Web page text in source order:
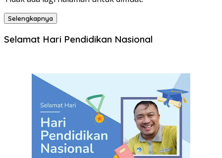
Selengkapnya
Selamat Hari Pendidikan Nasional